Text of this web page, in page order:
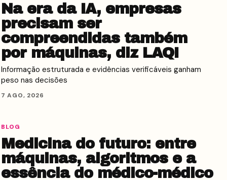
Na era da IA, empresas
precisam ser
compreendidas também
por máquinas, diz LAQI
Informação estruturada e evidências verificáveis ganham
peso nas decisões
7 AGO, 2026
BLOG
Medicina do futuro: entre
máquinas, algoritmos e a
essência do médico-médico